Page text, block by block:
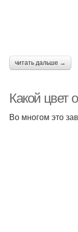
читать дальше →
Какой цвет
Во многом это